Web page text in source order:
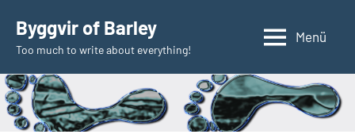
Inhalt
springen
Byggvir of Barley
Too much to write about everything!
Menü